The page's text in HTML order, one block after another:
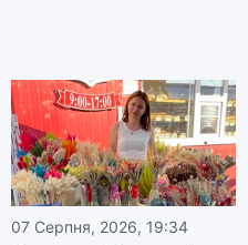
07 Серпня, 2026, 19:34